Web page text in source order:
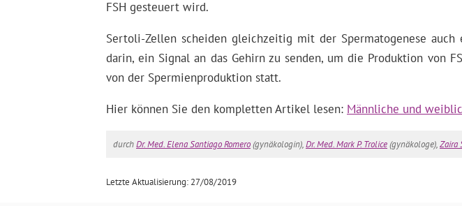
FSH gesteuert wird.
Sertoli-Zellen scheiden gleichzeitig mit der Spermatogenese
darin, ein Signal an das Gehirn zu senden, um die Produktion von
von der Spermienproduktion statt.
Hier können Sie den kompletten Artikel lesen: Männliche und
durchDr. Med. Elena Santiago Romero(gynäkologin),Dr. Med. Mark P. Trolice(gynäkologe),Zaira
Letzte Aktualisierung: 27/08/2019